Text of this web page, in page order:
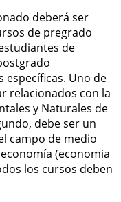
deberá ser
de pregrado
de
específicas. Uno de
relacionados con la
y Naturales de
debe ser un
campo de medio
(economia
los cursos deben